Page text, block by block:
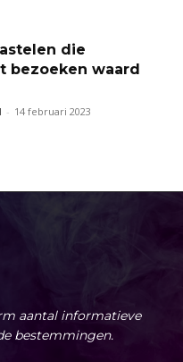
die
bezoeken waard
- 14 februari 2023
aantal informatieve
bestemmingen.